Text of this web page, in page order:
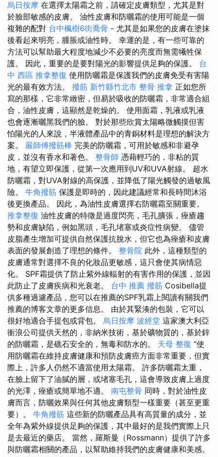
烏日按摩 在選擇太陽霜之前，請確定皮膚類型，尤其是對
於臉部敏感的皮膚。 油性皮膚和防曬霜的使用可能是一個
複雜的配對 台中楓樹6街喬骨 - 尤其是如果您的皮膚在塗抹
後看起來明亮，腫脹或油性時。 幸運的是，有一些可靠的
方法可以幫助最大程度地減少不必要的亮度而無需犧牲保
護。 因此，重要的是要對陽光的影響提供足夠的保護。 台
中 西區 推拿整復 使用防曬霜是保護我們的皮膚免受有害陽
光的最有效方法。 撥筋 新竹縣竹北市 整骨 推拿 正如您所
寫的那樣，它非常緻密，但易於吸收的防曬霜，非常適合組
合，油性皮膚，這顯然是乾燥的。 使用面霜，乳液或乳液
也會逐漸曬黑我們的臉。 對於那些欣賞太陽略微觸摸但害
怕陽光的人來說，半液體產品中的青銅材料是理想的解決方
案。 嚴師傅撥筋棒 完美的防曬霜，可用於敏感和非避孕
皮，並沒有香水和著色。 整骨師 憑藉輕巧的，非粘的質
地，有望立即保護，從第一次應用到UV和UVA射線。 超水
防曬霜，對UVA射線的高保護，並降低了陽光觸發的過敏風
險。 牛角撥筋 保護是即時的，因此建議經常和長時間沐浴
後更換產品。 因此，為油性皮膚選擇右防曬霜至關重要。
推拿整復 油性皮膚的特徵是過度閃亮，毛孔擴張，痤瘡趨
勢和皮膚缺陷，例如黑頭，毛孔堵塞或炎症性病變。 儘管
皮脂產生增加可提供自然保護抗脫水，但它也為痤瘡和皮膚
表面的發展創造了理想的條件。 整骨院 此外，這種類型的
皮膚通常對選擇不良的化妝品更敏感，這只會使其病情惡
化。 SPF霜提供了防止紫外線輻射的有害作用的保護，並因
此防止了皮膚疾病和光衰老。 台中 推薦 撥筋 Cosibella提
供多種過濾產品，您可以在推薦的SPF乳霜上閱讀有關我們
推薦的博客文章的更多信息。 由於其緊湊的包裝，它可以
很好地適合手提包或背包。 烏日按摩 波經堂 這家澳大利亞
衝浪公司提供天然的，非納米技術，基於礦物質的，基於鋅
的防曬霜，是礁石安全的，無毒和防水的。 天母 整復 “使
用防曬霜在維持皮膚健康和預防皮膚癌方面非常重要，但實
際上，許多人仍然不適當使用太陽霜。 許多防曬霜太重，
在臉上留下了油膩的層，或堵塞毛孔，這會導致皮膚上過度
的光澤，痤瘡或簡單地不適。 南屯整骨 同時，對於油性皮
膚而言，防曬效果與任何其他皮膚類型一樣重要（甚至更重
要）。 牛角撥筋 這些新的防曬產品具有高質量的成分，並
全年為紫外線提供足夠的保護，其中最好的是我們實際上只
是去最近的藥店。 當然，羅斯曼（Rossmann）提供了許多
與防曬霜相關的產品，以幫助維持我們的皮膚健康和美感。